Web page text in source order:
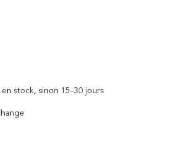
en stock, sinon 15-30 jours